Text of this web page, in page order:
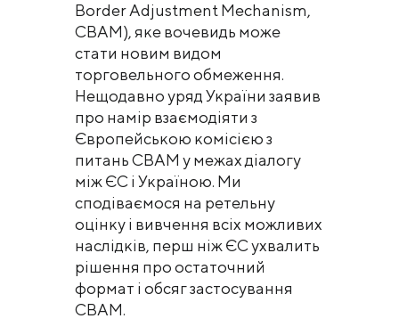
Border Adjustment Mechanism,
CBAM), яке вочевидь може
стати новим видом
торговельного обмеження.
Нещодавно уряд України заявив
про намір взаємодіяти з
Європейською комісією з
питань CBAM у межах діалогу
між ЄС і Україною. Ми
сподіваємося на ретельну
оцінку і вивчення всіх можливих
наслідків, перш ніж ЄС ухвалить
рішення про остаточний
формат і обсяг застосування
CBAM.